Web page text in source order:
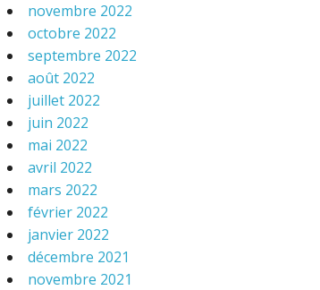
novembre 2022
octobre 2022
septembre 2022
août 2022
juillet 2022
juin 2022
mai 2022
avril 2022
mars 2022
février 2022
janvier 2022
décembre 2021
novembre 2021